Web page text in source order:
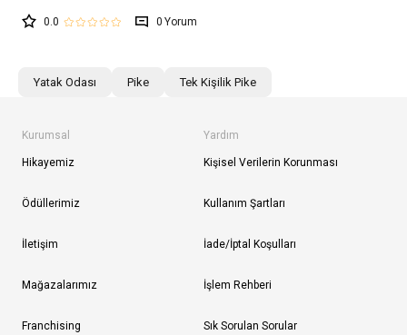
0.0 0
Yatak Odası Pike Tek Kişilik Pike
Kurumsal
Hikayemiz
Ödüllerimiz
İletişim
Mağazalarımız
Franchising
Yardım
Kişisel Verilerin Korunması
Kullanım Şartları
İade/İptal Koşulları
İşlem Rehberi
Sık Sorulan Sorular